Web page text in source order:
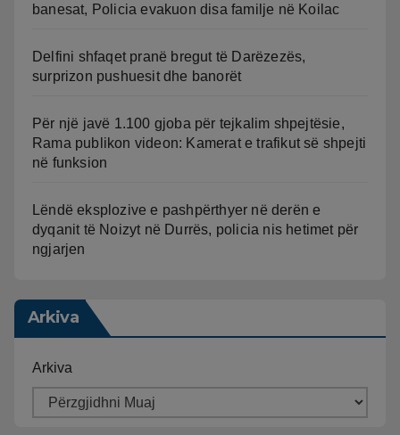
banesat, Policia evakuon disa familje në Koilac
Delfini shfaqet pranë bregut të Darëzezës,
surprizon pushuesit dhe banorët
Për një javë 1.100 gjoba për tejkalim shpejtësie,
Rama publikon videon: Kamerat e trafikut së shpejti
në funksion
Lëndë eksplozive e pashpërthyer në derën e
dyqanit të Noizyt në Durrës, policia nis hetimet për
ngjarjen
Arkiva
Arkiva